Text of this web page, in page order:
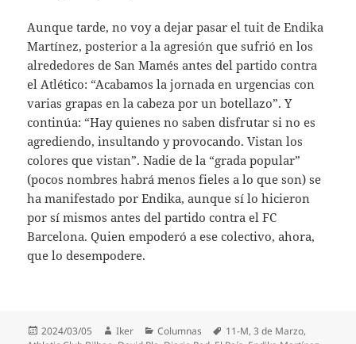
Aunque tarde, no voy a dejar pasar el tuit de Endika
Martínez, posterior a la agresión que sufrió en los
alrededores de San Mamés antes del partido contra
el Atlético: “Acabamos la jornada en urgencias con
varias grapas en la cabeza por un botellazo”. Y
continúa: “Hay quienes no saben disfrutar si no es
agrediendo, insultando y provocando. Vistan los
colores que vistan”. Nadie de la “grada popular”
(pocos nombres habrá menos fieles a lo que son) se
ha manifestado por Endika, aunque sí lo hicieron
por sí mismos antes del partido contra el FC
Barcelona. Quien empoderó a ese colectivo, ahora,
que lo desempodere.
Publicado
2024/03/05 Autor
Iker Categorías
Columnas Etiquetas
11-M,3 de Marzo,